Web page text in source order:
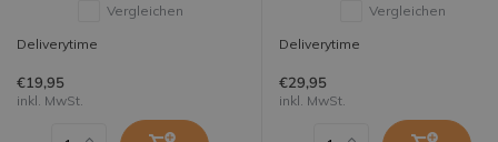
Vergleichen
Deliverytime
€19,95
inkl. MwSt.
Vergleichen
Deliverytime
€29,95
inkl. MwSt.